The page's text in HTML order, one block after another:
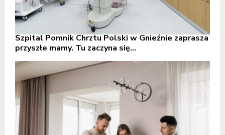
Szpital Pomnik Chrztu Polski w Gnieźnie zaprasza
przyszłe mamy. Tu zaczyna się...